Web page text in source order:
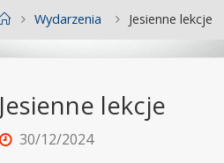
Wydarzenia Jesienne lekcje
Jesienne lekcje
30/12/2024